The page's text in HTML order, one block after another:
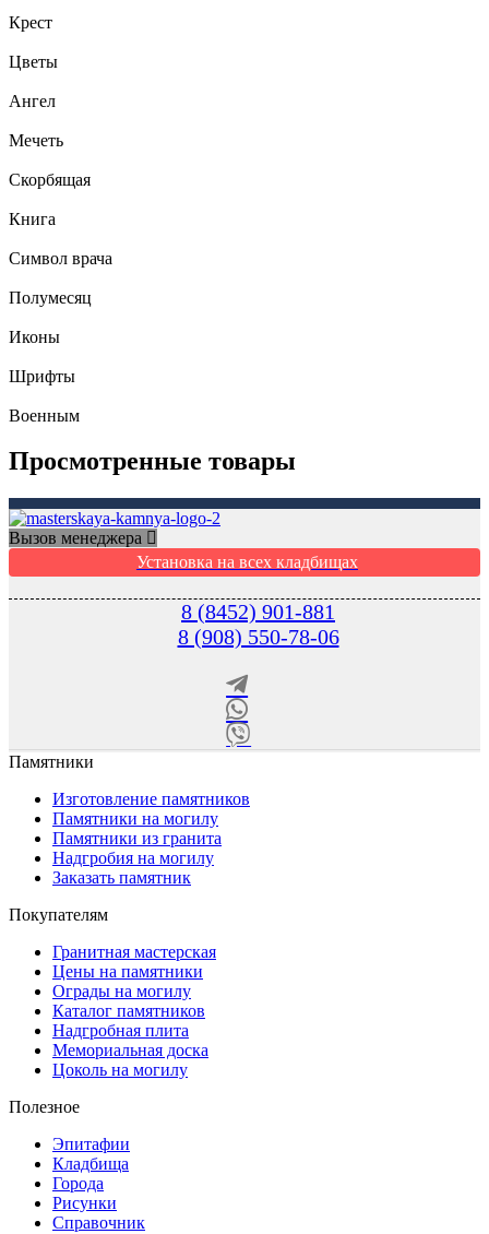
Крест
Цветы
Ангел
Мечеть
Скорбящая
Книга
Символ врача
Полумесяц
Иконы
Шрифты
Военным
Просмотренные товары
Вызов менеджера
Установка на всех кладбищах
8 (8452) 901-881
8 (908) 550-78-06
Памятники
Изготовление памятников
Памятники на могилу
Памятники из гранита
Надгробия на могилу
Заказать памятник
Покупателям
Гранитная мастерская
Цены на памятники
Ограды на могилу
Каталог памятников
Надгробная плита
Мемориальная доска
Цоколь на могилу
Полезное
Эпитафии
Кладбища
Города
Рисунки
Справочник